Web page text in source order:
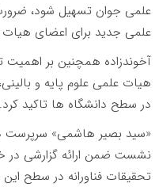
علمی جوان تسهیل شود،
علمی جدید برای اعضای هیات
آخوندزاده همچنین بر اهمیت
هیات علمی علوم پایه و
در سطح دانشگاه ها تاکید کرد.
«سید بصیر هاشمی» سرپرست
نشست ضمن ارائه گزارشی
تحقیقات فناورانه در سطح